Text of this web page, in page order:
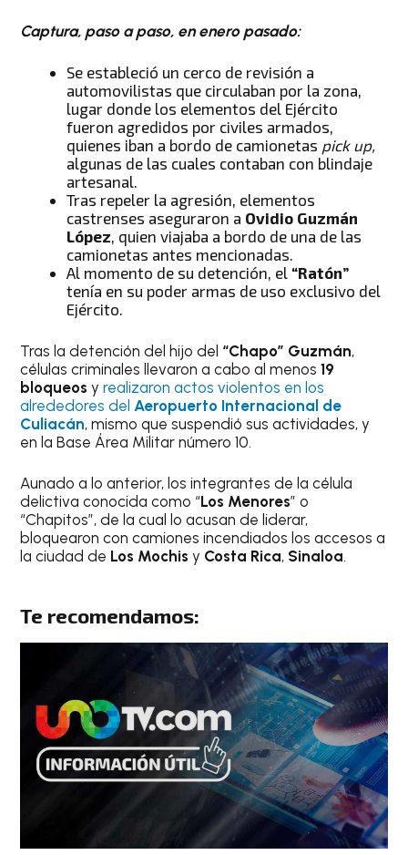
Captura, paso a paso, en enero pasado:
Se estableció un cerco de revisión a
automovilistas que circulaban por la zona,
lugar donde los elementos del Ejército
fueron agredidos por civiles armados,
quienes iban a bordo de camionetas pick up,
algunas de las cuales contaban con blindaje
artesanal.
Tras repeler la agresión, elementos
castrenses aseguraron a Ovidio Guzmán
López, quien viajaba a bordo de una de las
camionetas antes mencionadas.
Al momento de su detención, el “Ratón”
tenía en su poder armas de uso exclusivo del
Ejército.
Tras la detención del hijo del “Chapo” Guzmán,
células criminales llevaron a cabo al menos19
bloqueos yrealizaron actos violentos en los
alrededores del Aeropuerto Internacional de
Culiacán, mismo que suspendió sus actividades, y
en la Base Área Militar número 10.
Aunado a lo anterior, los integrantes de la célula
delictiva conocida como “Los Menores” o
“Chapitos”, de la cual lo acusan de liderar,
bloquearon con camiones incendiados los accesos a
la ciudad de Los Mochis y Costa Rica, Sinaloa.
Te recomendamos: